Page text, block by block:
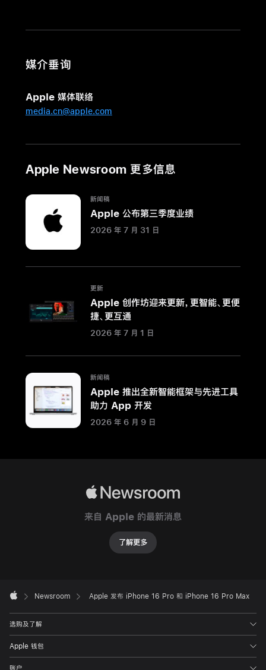
领
的
中
器
Pro
系
大
的
机
控
池
续
媒介垂询
Apple 媒体联络
media.cn@apple.com
Apple Newsroom 更多信息
新闻稿
Apple 公布第三季度业绩
2026 年 7 月 31 日
更新
Apple 创作坊迎来更新，更智能、更便
捷、更互通
2026 年 7 月 1 日
新闻稿
Apple 推出全新智能框架与先进工具
助力 App 开发
2026 年 6 月 9 日
来自 Apple 的最新消息
了解更多
Footer

Newsroom Apple 发布 iPhone 16 Pro 和 iPhone 16 Pro Max
选购及了解
Apple 钱包
账户